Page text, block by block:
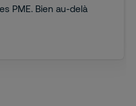
PME. Bien au-delà